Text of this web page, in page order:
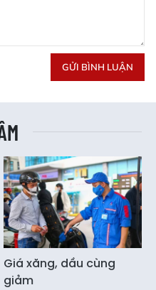
GỬI BÌNH LUẬN
Giá xăng, dầu cùng
giảm